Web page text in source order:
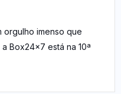
orgulho imenso que
Box24x7 está na 10ª